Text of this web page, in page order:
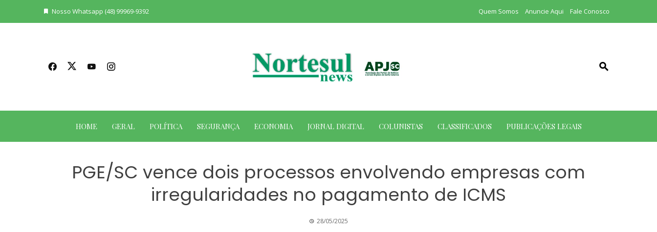
Nosso Whatsapp (48) 99969-9392 Quem Somos Anuncie Aqui Fale Conosco
HOME GERAL POLÍTICA SEGURANÇA ECONOMIA JORNAL DIGITAL COLUNISTAS CLASSIFICADOS PUBLICAÇÕES LEGAIS
PGE/SC vence dois processos envolvendo empresas com
irregularidades no pagamento de ICMS
28/05/2025